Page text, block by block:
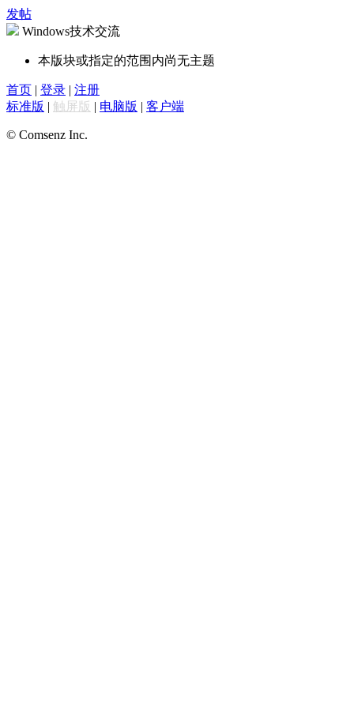
发帖
Windows技术交流
本版块或指定的范围内尚无主题
首页 | 登录 | 注册
标准版 | 触屏版 | 电脑版 | 客户端
© Comsenz Inc.